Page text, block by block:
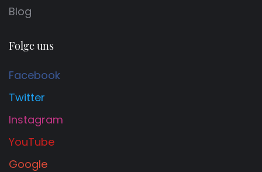
Blog
Folge uns
Facebook
Twitter
Instagram
YouTube
Google